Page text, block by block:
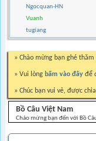
Ngocquan-HN
Vuanh
tugiang
» Chào mừng bạn ghé
» Vui lòng bấm vào đây để
» Chúc bạn vui vẻ, được
Bồ Câu Việt Nam
Chào mừng bạn đến với Bồ